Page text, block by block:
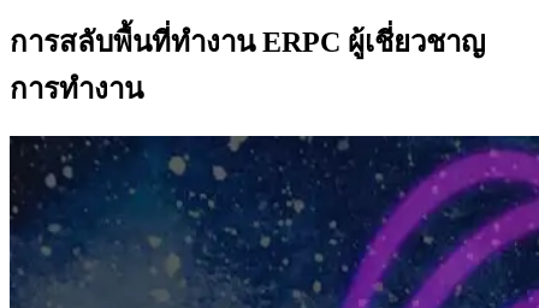
การสลับพื้นที่ทํางาน ERPC ผู้เชี่ยวชาญ
การทํางาน